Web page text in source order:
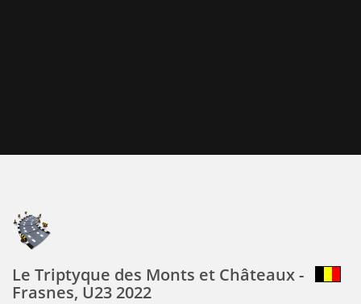
Le Triptyque des Monts et Châteaux -
Frasnes, U23 2022